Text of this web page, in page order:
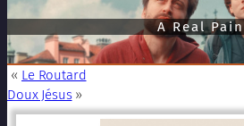
A Real Pain
« Le Routard
Doux Jésus»